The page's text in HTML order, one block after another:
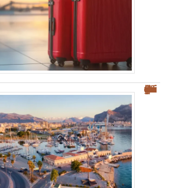
Où se garer à Palerme : guide pratique pour éviter la ZTL